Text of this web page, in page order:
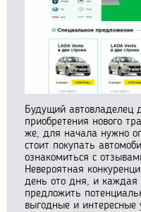
Будущий автовладелец
приобретения нового
же, для начала нужно
стоит покупать
ознакомиться с
Невероятная
день ото дня, и каждая
предложить
выгодные и интересные